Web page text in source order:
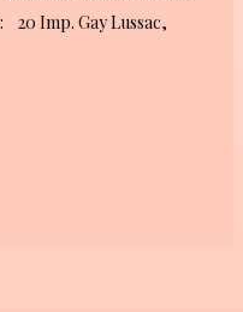
20 Imp. Gay Lussac,